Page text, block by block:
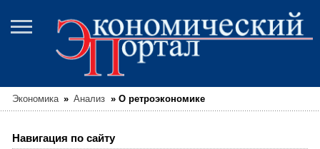
Экономика » Анализ » О ретроэкономике
Навигация по сайту